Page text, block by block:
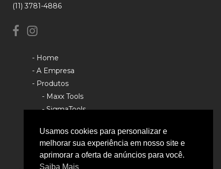
(11) 3781-4886
- Home
- A Empresa
- Produtos
- Maxx Tools
- SigmaTools
- Política de Privacidade
Usamos cookies para personalizar e
melhorar sua experiência em nosso site e
aprimorar a oferta de anúncios para você.
Saiba Mais